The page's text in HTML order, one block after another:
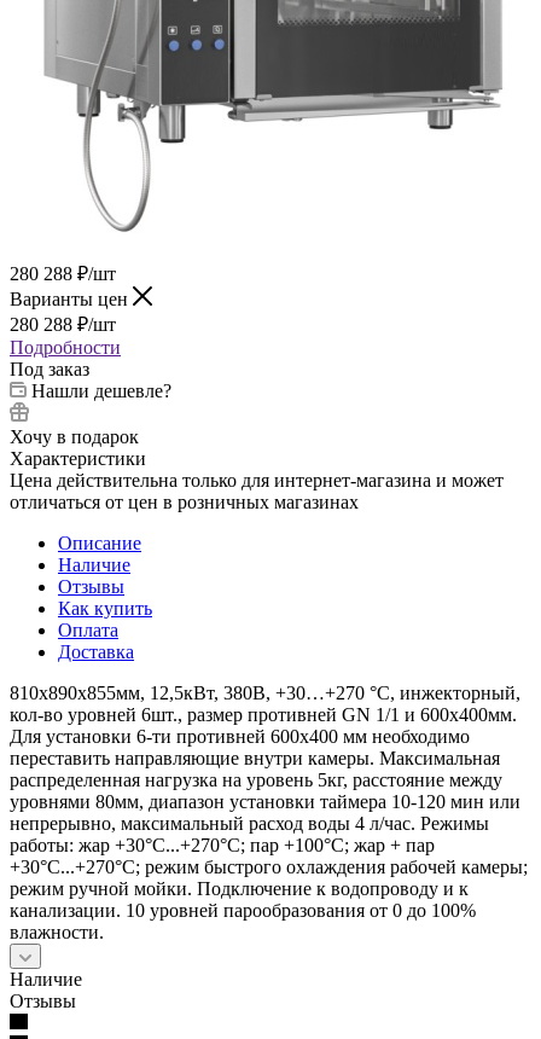
280 288 ₽/шт
Варианты цен
280 288 ₽/шт
Подробности
Под заказ
Нашли дешевле?
Хочу в подарок
Характеристики
Цена действительна только для интернет-магазина и может
отличаться от цен в розничных магазинах
Описание
Наличие
Отзывы
Как купить
Оплата
Доставка
810х890х855мм, 12,5кВт, 380В, +30…+270 °С, инжекторный,
кол-во уровней 6шт., размер противней GN 1/1 и 600х400мм.
Для установки 6-ти противней 600х400 мм необходимо
переставить направляющие внутри камеры. Максимальная
распределенная нагрузка на уровень 5кг, расстояние между
уровнями 80мм, диапазон установки таймера 10-120 мин или
непрерывно, максимальный расход воды 4 л/час. Режимы
работы: жар +30°C...+270°C; пар +100°C; жар + пар
+30°C...+270°C; режим быстрого охлаждения рабочей камеры;
режим ручной мойки. Подключение к водопроводу и к
канализации. 10 уровней парообразования от 0 до 100%
влажности.
Наличие
Отзывы